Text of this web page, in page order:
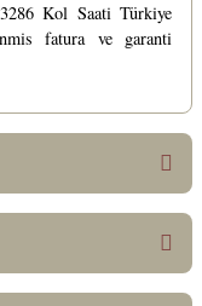
Kol Saati Türkiye
fatura ve garanti